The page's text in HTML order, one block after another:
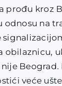
prođu kroz
odnosu na
obilaznicu,
Beograd.
veće